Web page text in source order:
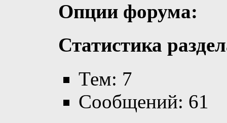
Опции форума:
Статистика
Тем: 7
Сообщений: 61